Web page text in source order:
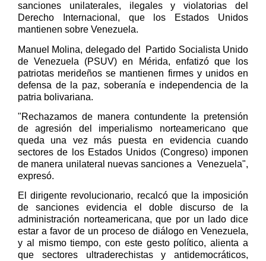
sanciones unilaterales, ilegales y violatorias del
Derecho Internacional, que los Estados Unidos
mantienen sobre Venezuela.
Manuel Molina, delegado del
Partido Socialista Unido
de Venezuela (PSUV) en Mérida, enfatizó que los
patriotas merideños se mantienen firmes y unidos en
defensa de la paz, soberanía e independencia de la
patria bolivariana.
"Rechazamos de manera contundente la pretensión
de agresión del imperialismo norteamericano que
queda una vez más puesta en evidencia cuando
sectores de los Estados Unidos (Congreso) imponen
de manera unilateral nuevas sanciones a Venezuela",
expresó.
El dirigente revolucionario, recalcó que la imposición
de sanciones evidencia el doble discurso de la
administración norteamericana, que por un lado dice
estar a favor de un proceso de diálogo en Venezuela,
y al mismo tiempo, con este gesto político, alienta a
que sectores ultraderechistas y antidemocráticos,